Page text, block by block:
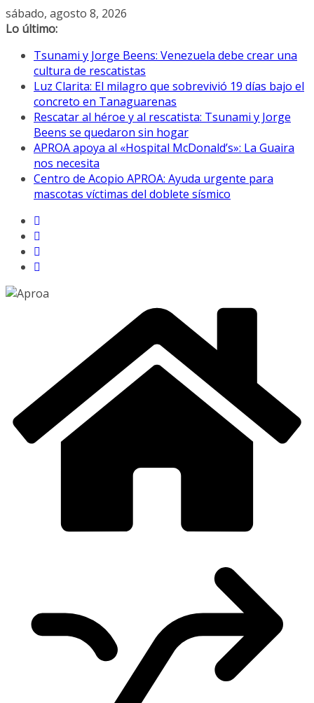
Saltar
al
sábado, agosto 8, 2026
Lo último:
Tsunami y Jorge Beens: Venezuela debe crear una
cultura de rescatistas
Luz Clarita: El milagro que sobrevivió 19 días bajo el
concreto en Tanaguarenas
Rescatar al héroe y al rescatista: Tsunami y Jorge
Beens se quedaron sin hogar
APROA apoya al «Hospital McDonald’s»: La Guaira
nos necesita
Centro de Acopio APROA: Ayuda urgente para
mascotas víctimas del doblete sísmico